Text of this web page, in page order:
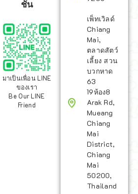
ชั่น
มาเป็นเพื่อน LINE
ของเรา
Be Our LINE
Friend
เพ็ทเวิลด์
Chiang
Mai,
ตลาดสัตว์
เลี้ยง สวน
บวกหาด
63
19ห้อง8
Arak Rd,
Mueang
Chiang
Mai
District,
Chiang
Mai
50200,
Thailand